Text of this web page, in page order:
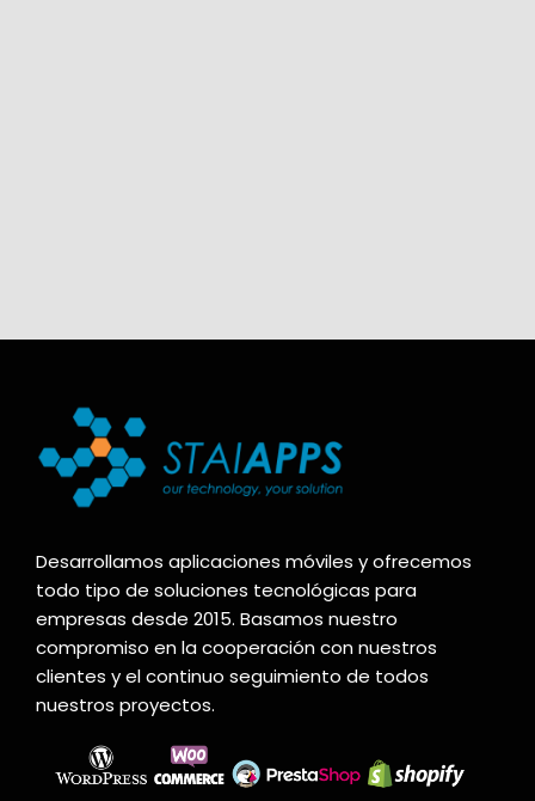
Desarrollamos aplicaciones móviles y ofrecemos
todo tipo de soluciones tecnológicas para
empresas desde 2015. Basamos nuestro
compromiso en la cooperación con nuestros
clientes y el continuo seguimiento de todos
nuestros proyectos.